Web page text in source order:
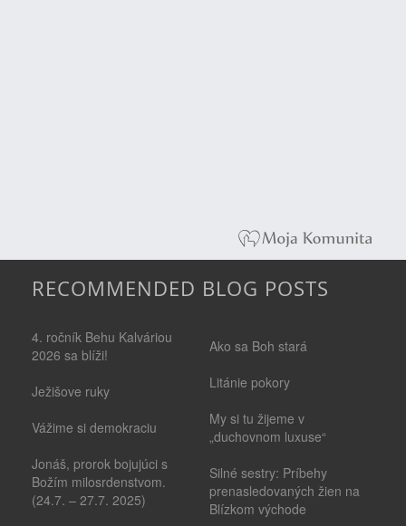
RECOMMENDED BLOG POSTS
4. ročník Behu Kalváriou
2026 sa blíži!
Ježišove ruky
Vážime si demokraciu
Jonáš, prorok bojujúci s
Božím milosrdenstvom.
(24.7. – 27.7. 2025)
Ako sa Boh stará
Litánie pokory
My si tu žijeme v
„duchovnom luxuse“
Silné sestry: Príbehy
prenasledovaných žien na
Blízkom východe